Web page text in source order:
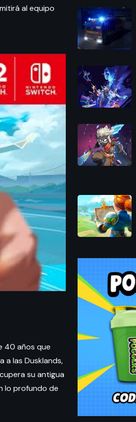
al equipo
40 años que
a las Dusklands,
su antigua
lo profundo de